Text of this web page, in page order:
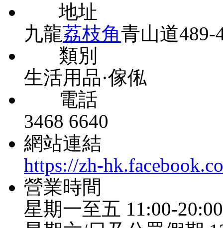
地址
九龍荔枝角青山道489-
類別
生活用品·傢俬
電話
3468 6640
網站連結
https://zh-
營業時間
星期一至五 11:00-20:00